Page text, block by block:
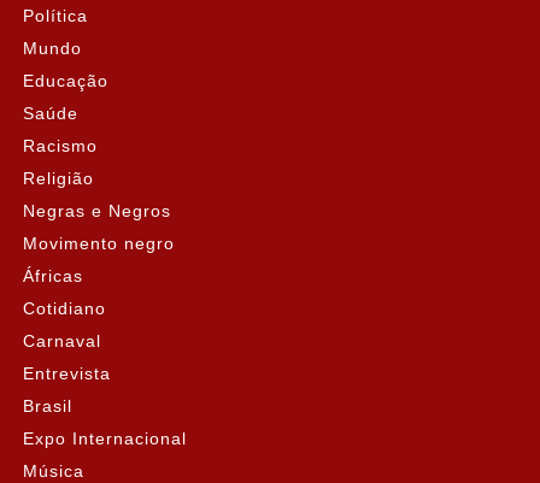
Política
Mundo
Educação
Saúde
Racismo
Religião
Negras e Negros
Movimento negro
Áfricas
Cotidiano
Carnaval
Entrevista
Brasil
Expo Internacional
Música